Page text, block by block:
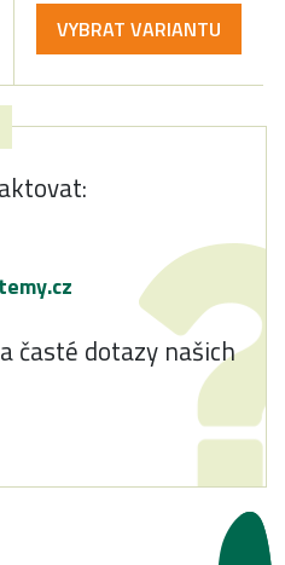
VYBRAT VARIANTU
časté dotazy našich